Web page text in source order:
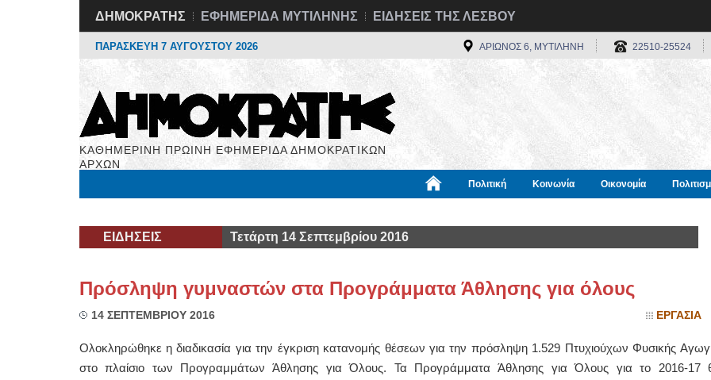
ΔΗΜΟΚΡΑΤΗΣ ΕΦΗΜΕΡΙΔΑ ΜΥΤΙΛΗΝΗΣ ΕΙΔΗΣΕΙΣ ΤΗΣ ΛΕΣΒΟΥ
ΠΑΡΑΣΚΕΥΗ 7 ΑΥΓΟΥΣΤΟΥ 2026 ΑΡΙΩΝΟΣ 6, ΜΥΤΙΛΗΝΗ 22510-25524
ΚΑΘΗΜΕΡΙΝΗ ΠΡΩΙΝΗ ΕΦΗΜΕΡΙΔΑ ΔΗΜΟΚΡΑΤΙΚΩΝ
ΑΡΧΩΝ
Πολιτική Κοινωνία Οικονομία
ΕΙΔΗΣΕΙΣ Τετάρτη 14 Σεπτεμβρίου 2016
Πρόσληψη γυμναστών στα Προγράμματα Άθλησης για όλους
14 ΣΕΠΤΕΜΒΡΙΟΥ 2016 ΕΡΓΑΣΙΑ
Ολοκληρώθηκε η διαδικασία για την έγκριση κατανομής θέσεων για την πρόσληψη 1.529 Πτυχιούχων Φυσικής
στο πλαίσιο των Προγραμμάτων Άθλησης για Όλους. Τα Προγράμματα Άθλησης για Όλους για το 2016-17